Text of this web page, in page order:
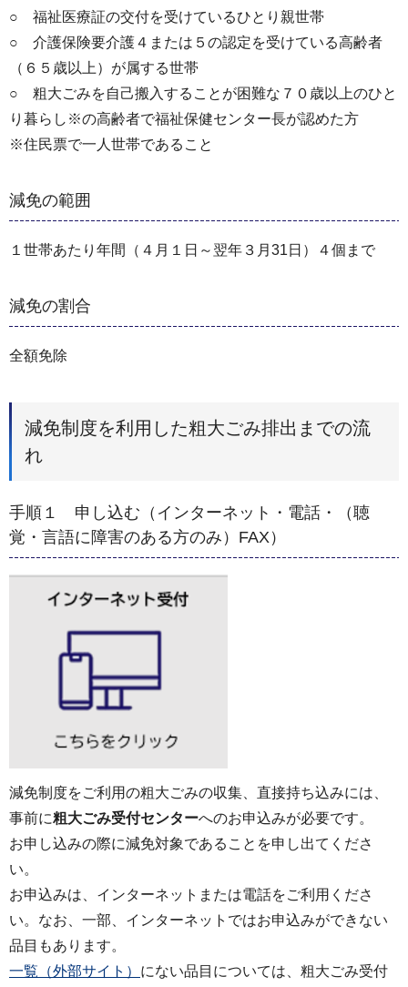
○ 福祉医療証の交付を受けているひとり親世帯
○ 介護保険要介護４または５の認定を受けている高齢者
（６５歳以上）が属する世帯
○ 粗大ごみを自己搬入することが困難な７０歳以上のひと
り暮らし※の高齢者で福祉保健センター長が認めた方
※住民票で一人世帯であること
減免の範囲
１世帯あたり年間（４月１日～翌年３月31日）４個まで
減免の割合
全額免除
減免制度を利用した粗大ごみ排出までの流
れ
手順１ 申し込む（インターネット・電話・（聴
覚・言語に障害のある方のみ）FAX）
減免制度をご利用の粗大ごみの収集、直接持ち込みには、
事前に粗大ごみ受付センターへのお申込みが必要です。
お申し込みの際に減免対象であることを申し出てくださ
い。
お申込みは、インターネットまたは電話をご利用くださ
い。なお、一部、インターネットではお申込みができない
品目もあります。
一覧（外部サイト） にない品目については、粗大ごみ受付